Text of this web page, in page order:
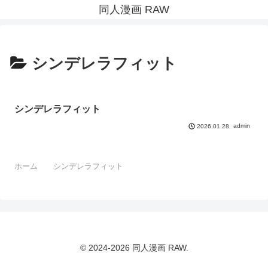
同人漫画 RAW
シンデレラフィット
シンデレラフィット
2026.01.28 admin
ホーム シンデレラフィット
© 2024-2026 同人漫画 RAW.